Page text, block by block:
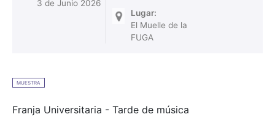
3 de Junio 2026
Lugar:
El Muelle de la
FUGA
MUESTRA
Franja Universitaria - Tarde de música